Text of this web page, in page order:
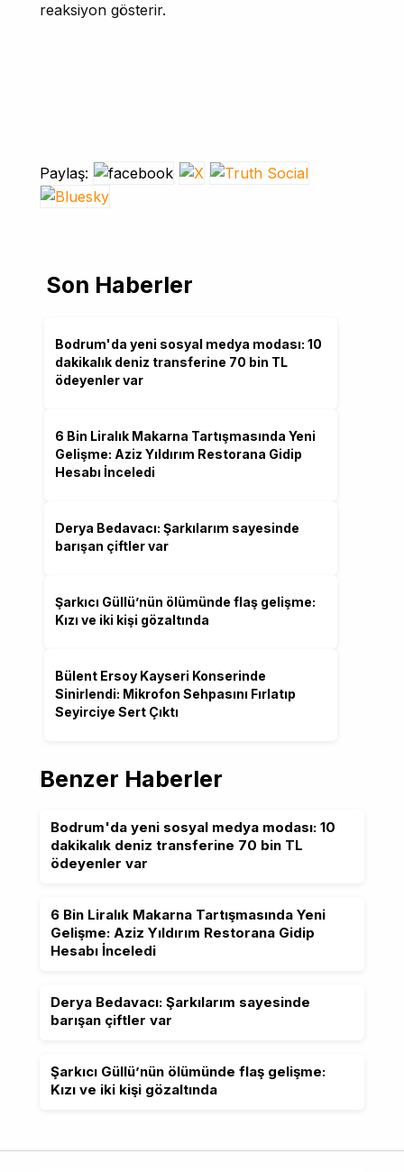
reaksiyon gösterir.
Paylaş:
Son Haberler
Bodrum'da yeni sosyal medya modası: 10
dakikalık deniz transferine 70 bin TL
ödeyenler var
6 Bin Liralık Makarna Tartışmasında Yeni
Gelişme: Aziz Yıldırım Restorana Gidip
Hesabı İnceledi
Derya Bedavacı: Şarkılarım sayesinde
barışan çiftler var
Şarkıcı Güllü’nün ölümünde flaş gelişme:
Kızı ve iki kişi gözaltında
Bülent Ersoy Kayseri Konserinde
Sinirlendi: Mikrofon Sehpasını Fırlatıp
Seyirciye Sert Çıktı
Benzer Haberler
Bodrum'da yeni sosyal medya modası: 10
dakikalık deniz transferine 70 bin TL
ödeyenler var
6 Bin Liralık Makarna Tartışmasında Yeni
Gelişme: Aziz Yıldırım Restorana Gidip
Hesabı İnceledi
Derya Bedavacı: Şarkılarım sayesinde
barışan çiftler var
Şarkıcı Güllü’nün ölümünde flaş gelişme:
Kızı ve iki kişi gözaltında